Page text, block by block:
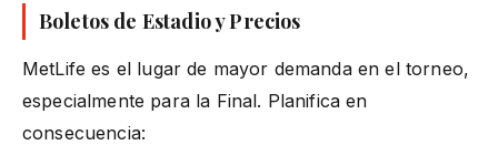
Boletos de Estadio y Precios
MetLife es el lugar de mayor demanda en el torneo,
especialmente para la Final. Planifica en
consecuencia: